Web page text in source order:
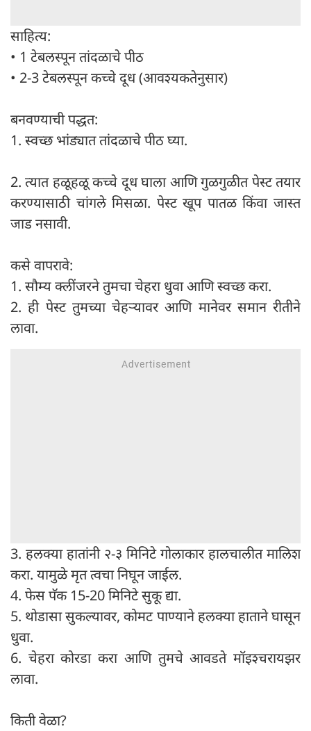
साहित्य:
• 1 टेबलस्पून तांदळाचे पीठ
• 2-3 टेबलस्पून कच्चे दूध (आवश्यकतेनुसार)
बनवण्याची पद्धत:
1. स्वच्छ भांड्यात तांदळाचे पीठ घ्या.
2. त्यात हळूहळू कच्चे दूध घाला आणि गुळगुळीत पेस्ट तयार
करण्यासाठी चांगले मिसळा. पेस्ट खूप पातळ किंवा जास्त
जाड नसावी.
कसे वापरावे:
1. सौम्य क्लींजरने तुमचा चेहरा धुवा आणि स्वच्छ करा.
2. ही पेस्ट तुमच्या चेहऱ्यावर आणि मानेवर समान रीतीने
लावा.
3. हलक्या हातांनी २-३ मिनिटे गोलाकार हालचालीत मालिश
करा. यामुळे मृत त्वचा निघून जाईल.
4. फेस पॅक 15-20 मिनिटे सुकू द्या.
5. थोडासा सुकल्यावर, कोमट पाण्याने हलक्या हाताने घासून
धुवा.
6. चेहरा कोरडा करा आणि तुमचे आवडते मॉइश्चरायझर
लावा.
किती वेळा?